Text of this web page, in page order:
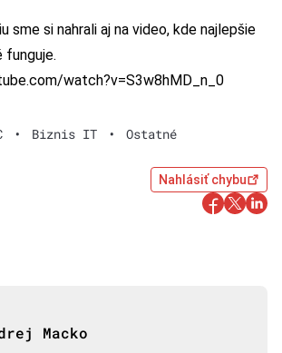
sme si nahrali aj na video, kde najlepšie
funguje.
watch?v=S3w8hMD_n_0
• Biznis IT • Ostatné
Nahlásiť chybu
Macko